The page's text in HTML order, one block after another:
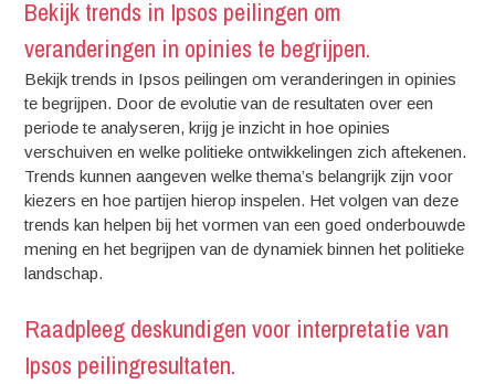
Bekijk trends in Ipsos peilingen om
veranderingen in opinies te begrijpen.
Bekijk trends in Ipsos peilingen om veranderingen in opinies
te begrijpen. Door de evolutie van de resultaten over een
periode te analyseren, krijg je inzicht in hoe opinies
verschuiven en welke politieke ontwikkelingen zich aftekenen.
Trends kunnen aangeven welke thema’s belangrijk zijn voor
kiezers en hoe partijen hierop inspelen. Het volgen van deze
trends kan helpen bij het vormen van een goed onderbouwde
mening en het begrijpen van de dynamiek binnen het politieke
landschap.
Raadpleeg deskundigen voor interpretatie van
Ipsos peilingresultaten.